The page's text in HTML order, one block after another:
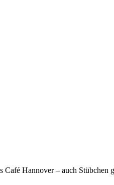
Hannover – auch